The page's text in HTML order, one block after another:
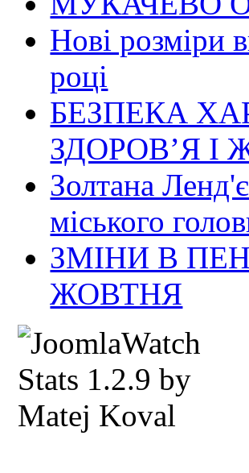
Нові розміри
році
БЕЗПЕКА
ЗДОРОВ’Я І
Золтана
міського
ЗМІНИ В
ЖОВТНЯ